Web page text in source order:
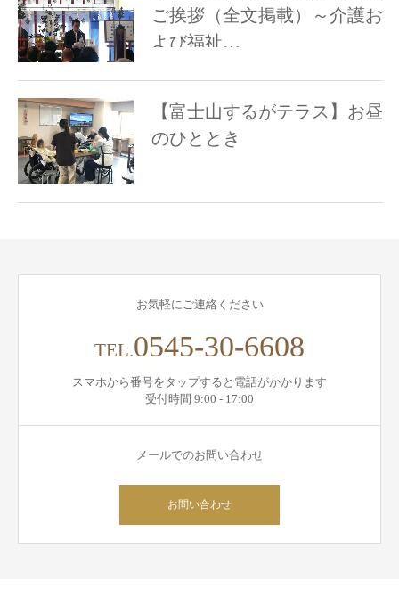
ご挨拶（全文掲載）～介護お
よび福祉…
【富士山するがテラス】お昼
のひととき
お気軽にご連絡ください
TEL.0545-30-6608
スマホから番号をタップすると電話がかかります
受付時間 9:00 - 17:00
メールでのお問い合わせ
お問い合わせ